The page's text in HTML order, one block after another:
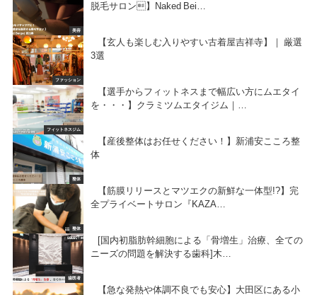
美容
脱毛サロン】Naked Bei…
ファッション
【玄人も楽しむ入りやすい古着屋吉祥寺】｜ 厳選
3選
フィットネスジム
【選手からフィットネスまで幅広い方にムエタイ
を・・・】クラミツムエタイジム｜…
整体
【産後整体はお任せください！】新浦安こころ整
体
整体
【筋膜リリースとマツエクの新鮮な一体型!?】完
全プライベートサロン『KAZA…
歯医者
[国内初脂肪幹細胞による「骨増生」治療、全ての
ニーズの問題を解決する歯科]木…
【急な発熱や体調不良でも安心】大田区にある小